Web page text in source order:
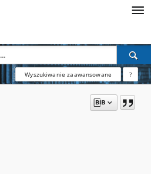
Wyszukiwanie zaawansowane ?